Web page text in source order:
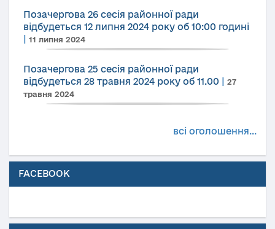
Позачергова 26 сесія районної ради
відбудеться 12 липня 2024 року об 10:00 годині
11 липня 2024
Позачергова 25 сесія районної ради
відбудеться 28 травня 2024 року об 11.00
27
травня 2024
всі оголошення...
FACEBOOK